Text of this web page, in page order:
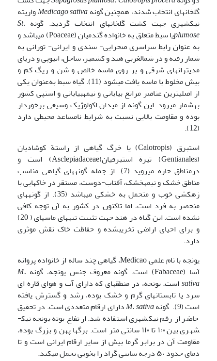
گلخانه­ای انتخاب شدند، همچنین گونه
Medicagosativa
واریته
نیک­شهری جهت کشت گلخانه­ای انتخاب گردید. گونه St.
plumose
یا سبط متعلق به خانواده گندمیان (Poaceae) می­باشد و
به عنوان رابط سراسری صحرایی- سندی و ایرانی- تورانی به
شمار رفته و در شمال­غربی هند و کشمیر، ساحل، اتیوپی و دریای
مدیترانه­ای شرقی و بر روی ماسه خالص و شن و ریگ کم و
بیش مخلوط با ماسه یافت می­شود (11). گیاه سبط به‌عنوان یکی
از اصلی­ترین عناصر مراتع بیابانی و نیمه­بیابانی و استپی کشور
به­شمار می­رود. این گونه از میدان اکولوژیک وسیعی برخوردار
بوده و مقاومت بالایی نسبت به شرایط نامساعد محیطی دارد
(12).
استبرق (Calotropis) یا خرگ گیاهی از راستة کوشادیان
(Gentianales) تیرة استبرقیان(Asclepiadaceae) است و
درمناطق حاره می­روید (7). از جمله گونه­های گیاهی مناسب
مناطق خشک و نیمه­خشک، آفتاب-دوست، مستقر در خاک­هایی با
زهکشی خوب و متحمل به خشکی می­باشد (35). از گونه­های
منحصر به فرد است، اما تاکنون در کشور به آن توجه کافی
نشده است. این گیاه در هند جهت تثبیت تپه­های ماسه­ای ( 20)
و برای احیای اراضی تخریب­شده و حفاظت خاک نقش موثری
دارد.
یونجه با نام علمی Medicao، گیاهی چند ساله از خانواده پروانه
آسا (Fabaceae) است. گونه معروف جنس یونجه، گونه
M.
sativa است. یونجه، در منطقه­ای که دارای آب و هوای قاره ای
سرد یا تابستان­های گرم و خشک بوده، رشد و گسترش یافته
است (9). گونه
M. sativaدارای ارقام متعددی است. در تحقیق
حاضر از رقم نیک­شهری استفاده شد. ارتفاع بوته یونجه نیک­
شهری بین ۱۰۰ تا ۱۱۰ سانتی متر است. برگ­ها پهن و بزرگ بوده،
مقاومت آن در برابر گرما بیش از سایر ارقام ایرانی است و تا
دمای حدود ۵۰ درجه سانتی گراد را بخوبی تحمل می­کند.